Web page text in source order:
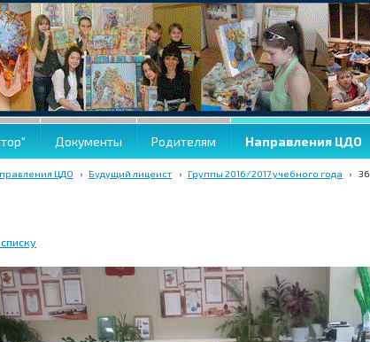
Документы Родителям Направления ЦДО
ЦДО › Будущий лицеист › Группы 2016/2017 учебного года › 36